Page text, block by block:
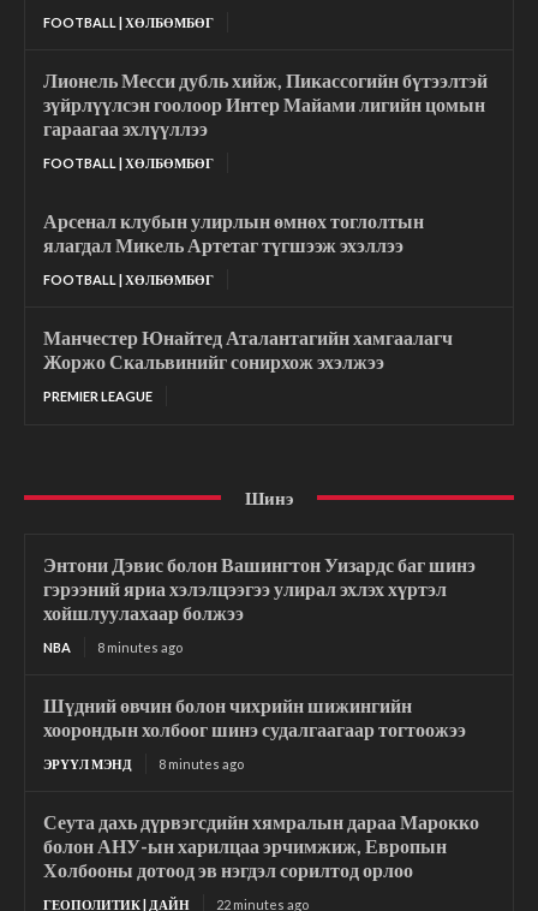
FOOTBALL | ХӨЛБӨМБӨГ
Лионель Месси дубль хийж, Пикассогийн бүтээлтэй
зүйрлүүлсэн гоолоор Интер Майами лигийн цомын
гараагаа эхлүүллээ
FOOTBALL | ХӨЛБӨМБӨГ
Арсенал клубын улирлын өмнөх тоглолтын
ялагдал Микель Артетаг түгшээж эхэллээ
FOOTBALL | ХӨЛБӨМБӨГ
Манчестер Юнайтед Аталантагийн хамгаалагч
Жоржо Скальвинийг сонирхож эхэлжээ
PREMIER LEAGUE
Шинэ
Энтони Дэвис болон Вашингтон Уизардс баг шинэ
гэрээний яриа хэлэлцээгээ улирал эхлэх хүртэл
хойшлуулахаар болжээ
NBA 8 minutes ago
Шүдний өвчин болон чихрийн шижингийн
хоорондын холбоог шинэ судалгаагаар тогтоожээ
ЭРҮҮЛ МЭНД 8 minutes ago
Сеута дахь дүрвэгсдийн хямралын дараа Марокко
болон АНУ-ын харилцаа эрчимжиж, Европын
Холбооны дотоод эв нэгдэл сорилтод орлоо
ГЕОПОЛИТИК | ДАЙН 22 minutes ago